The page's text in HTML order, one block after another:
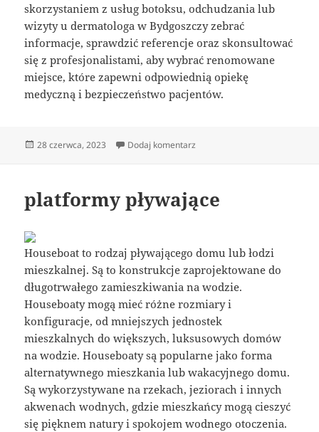
skorzystaniem z usług botoksu, odchudzania lub
wizyty u dermatologa w Bydgoszczy zebrać
informacje, sprawdzić referencje oraz skonsultować
się z profesjonalistami, aby wybrać renomowane
miejsce, które zapewni odpowiednią opiekę
medyczną i bezpieczeństwo pacjentów.
Data
28 czerwca, 2023 Dodaj komentarz
platformy pływające
Houseboat to rodzaj pływającego domu lub łodzi
mieszkalnej. Są to konstrukcje zaprojektowane do
długotrwałego zamieszkiwania na wodzie.
Houseboaty mogą mieć różne rozmiary i
konfiguracje, od mniejszych jednostek
mieszkalnych do większych, luksusowych domów
na wodzie. Houseboaty są popularne jako forma
alternatywnego mieszkania lub wakacyjnego domu.
Są wykorzystywane na rzekach, jeziorach i innych
akwenach wodnych, gdzie mieszkańcy mogą cieszyć
się pięknem natury i spokojem wodnego otoczenia.